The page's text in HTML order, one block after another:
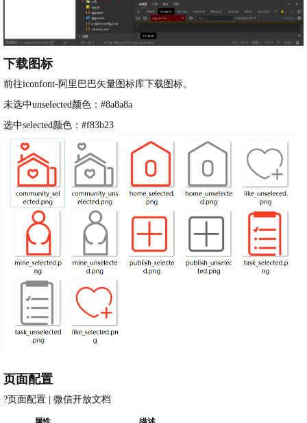
下载图标
前往iconfont-阿里巴巴矢量图标库下载图标。
未选中unselected颜色：#8a8a8a
选中selected颜色：#f83b23
页面配置
?页面配置 | 微信开放文档